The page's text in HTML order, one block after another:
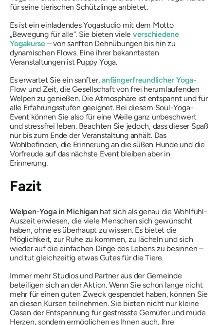
für seine tierischen Schützlinge anbietet.
Es ist ein einladendes Yogastudio mit dem Motto
„Bewegung für alle“. Sie bieten viele verschiedene
Yogakurse– von sanften Dehnübungen bis hin zu
dynamischen Flows. Eine ihrer bekanntesten
Veranstaltungen ist Puppy Yoga.
Es erwartet Sie ein sanfter,anfängerfreundlicher Yoga-
Flow und Zeit, die Gesellschaft von frei herumlaufenden
Welpen zu genießen. Die Atmosphäre ist entspannt und für
alle Erfahrungsstufen geeignet. Bei diesem Soul-Yoga-
Event können Sie also für eine Weile ganz unbeschwert
und stressfrei leben. Beachten Sie jedoch, dass dieser Spaß
nur bis zum Ende der Veranstaltung anhält. Das
Wohlbefinden, die Erinnerung an die süßen Hunde und die
Vorfreude auf das nächste Event bleiben aber in
Erinnerung.
Fazit
Welpen-Yoga in Michiganhat sich als genau die Wohlfühl-
Auszeit erwiesen, die viele Menschen sich gewünscht
haben, ohne es überhaupt zu wissen. Es bietet die
Möglichkeit, zur Ruhe zu kommen, zu lächeln und sich
wieder auf die einfachen Dinge des Lebens zu besinnen –
und tut gleichzeitig etwas Gutes für die Tiere.
Immer mehr Studios und Partner aus der Gemeinde
beteiligen sich an der Aktion. Wenn Sie schon lange nicht
mehr für einen guten Zweck gespendet haben, können Sie
an diesen Kursen teilnehmen. Sie bieten nicht nur kleine
Oasen der Entspannung für gestresste Gemüter und müde
Herzen, sondern ermöglichen es Ihnen auch, Ihre